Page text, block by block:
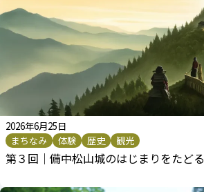
2026年6月25日
まちなみ
体験 歴史 観光
第３回｜備中松山城のはじまりをたどる